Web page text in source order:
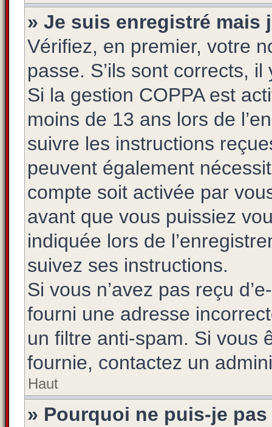
» Je suis enregistré mais
Vérifiez, en premier, votre
passe. S’ils sont corrects,
Si la gestion COPPA est
moins de 13 ans lors de
suivre les instructions
peuvent également
compte soit activée par
avant que vous puissiez
indiquée lors de
suivez ses instructions.
Si vous n’avez pas reçu
fourni une adresse
un filtre anti-spam. Si vous
fournie, contactez un
Haut
» Pourquoi ne puis-je